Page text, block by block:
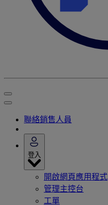
聯絡銷售人員
登入
開啟網頁應用程式
管理主控台
工單